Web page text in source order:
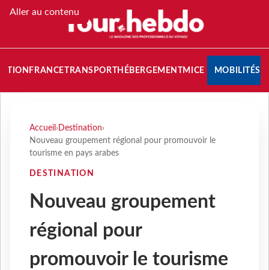
Aller au contenu
FRANCETRANSPORT HÉBERGEMENTMICE MOBILITÉS
Accueil › Destination›
Nouveau groupement régional pour promouvoir le
tourisme en pays arabes
DESTINATION
Nouveau groupement
régional pour
promouvoir le tourisme